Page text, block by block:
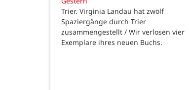
Trier. Virginia Landau hat zwölf
Spaziergänge durch Trier
zusammengestellt / Wir verlosen vier
Exemplare ihres neuen Buchs.